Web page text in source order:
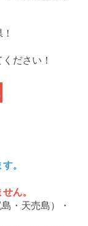
ださい！
。
ん。
・天売島）・